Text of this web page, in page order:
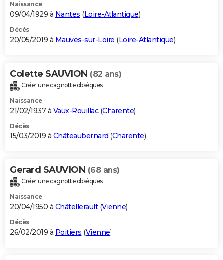
Naissance
09/04/1929 à Nantes (Loire-Atlantique)
Décès
20/05/2019 à Mauves-sur-Loire (Loire-Atlantique)
Colette SAUVION (82 ans)
Créer une cagnotte obsèques
Naissance
21/02/1937 à Vaux-Rouillac(Charente)
Décès
15/03/2019 à Châteaubernard (Charente)
Gerard SAUVION (68 ans)
Créer une cagnotte obsèques
Naissance
20/04/1950 à Châtellerault(Vienne)
Décès
26/02/2019 à Poitiers (Vienne)